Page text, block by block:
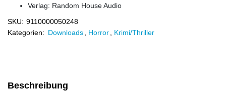
Verlag: Random House Audio
SKU: 9110000050248
Kategorien: Downloads Horror Krimi/Thriller
Beschreibung